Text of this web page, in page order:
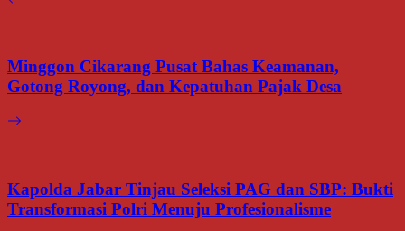
Minggon Cikarang Pusat Bahas Keamanan,
Gotong Royong, dan Kepatuhan Pajak Desa
Kapolda Jabar Tinjau Seleksi PAG dan SBP: Bukti
Transformasi Polri Menuju Profesionalisme